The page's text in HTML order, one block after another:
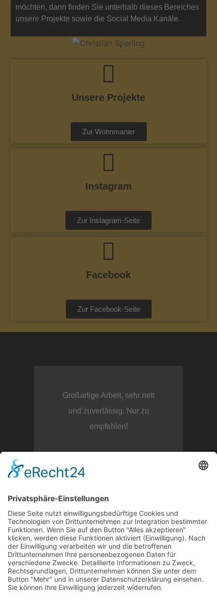
möchten, dann finden Sie unterhalb dieses Bereiches
unsere Projekte sowie die Social Media Kanäle.
Unsere Projekte
Zur Wohnmanier
Instagram
Zur Instagram-Seite
Facebook
Zur Facebook-Seite
Großartige Arbeit, sehr nett
und zuverlässig. Nur zu
empfehlen!
Kristina Gödecke